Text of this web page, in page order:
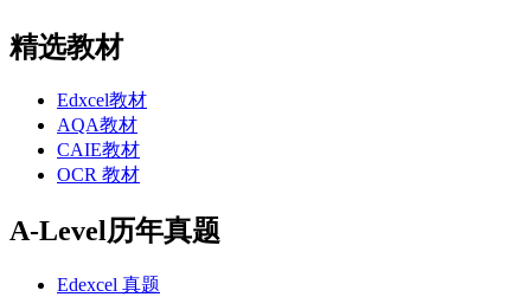
精选教材
Edxcel教材
AQA教材
CAIE教材
OCR 教材
A-Level历年真题
Edexcel 真题